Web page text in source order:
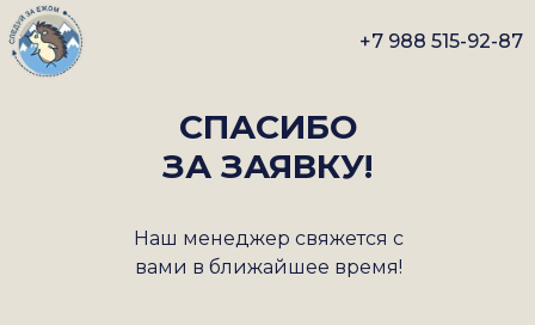
+7 988 515-92-87
СПАСИБО
ЗА ЗАЯВКУ!
Наш менеджер свяжется с
вами в ближайшее время!